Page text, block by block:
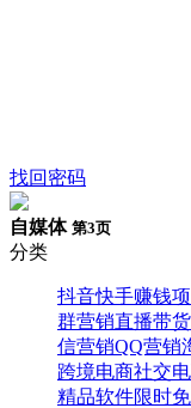
找回密码
自媒体 第3页
分类
抖音快手赚钱
群营销直播带货
信营销QQ营销
跨境电商社交
精品软件限时